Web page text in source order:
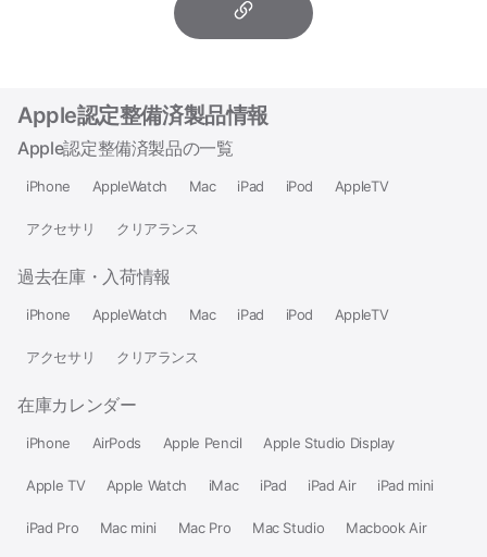
Apple認定整備済製品情報
Apple認定整備済製品の一覧
iPhone AppleWatch Mac iPad iPod AppleTV
アクセサリ クリアランス
過去在庫・入荷情報
iPhone AppleWatch Mac iPad iPod AppleTV
アクセサリ クリアランス
在庫カレンダー
iPhone AirPods Apple Pencil Apple Studio Display
Apple TV Apple Watch iMac iPad iPad Air iPad mini
iPad Pro Mac mini Mac Pro Mac Studio Macbook Air